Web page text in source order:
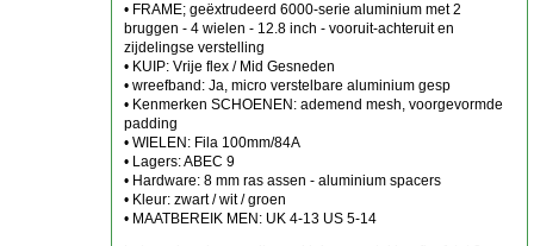
• FRAME; geëxtrudeerd 6000-serie aluminium met 2
bruggen - 4 wielen - 12.8 inch - vooruit-achteruit en
zijdelingse verstelling
• KUIP: Vrije flex / Mid Gesneden
• wreefband: Ja, micro verstelbare aluminium gesp
• Kenmerken SCHOENEN: ademend mesh, voorgevormde
padding
• WIELEN: Fila 100mm/84A
• Lagers: ABEC 9
• Hardware: 8 mm ras assen - aluminium spacers
• Kleur: zwart / wit / groen
• MAATBEREIK MEN: UK 4-13 US 5-14